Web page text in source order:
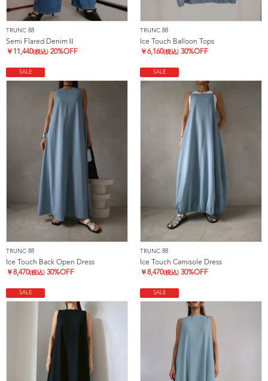
TRUNC 88
Semi Flared DenimⅡ
￥ 11,440(税込) 20%OFF
TRUNC 88
Ice Touch Balloon Tops
￥6,160(税込) 30%OFF
SALE
TRUNC 88
Ice Touch Back Open Dress
￥8,470(税込) 30%OFF
SALE
TRUNC 88
Ice Touch Camisole Dress
￥8,470(税込) 30%OFF
SALE SALE